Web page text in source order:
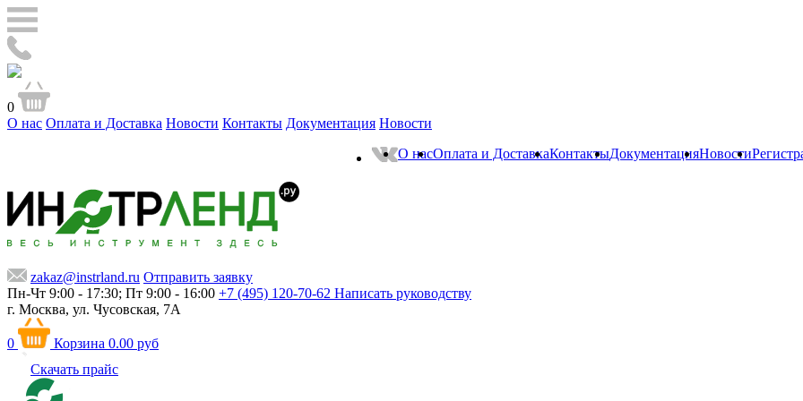
0
О нас Оплата и Доставка Новости Контакты Документация Новости
О насОплата и ДоставкаКонтактыДокументацияНовости
zakaz@instrland.ru Отправить заявку
Пн-Чт 9:00 - 17:30; Пт 9:00 - 16:00 +7 (495) 120-70-62 Написать руководству
г. Москва, ул. Чусовская, 7А
0 Корзина 0.00 руб
Скачать прайс